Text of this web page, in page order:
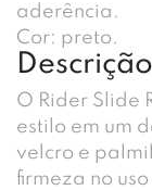
aderência.
Cor: preto.
O Rider Slide
estilo em um
velcro e
firmeza no